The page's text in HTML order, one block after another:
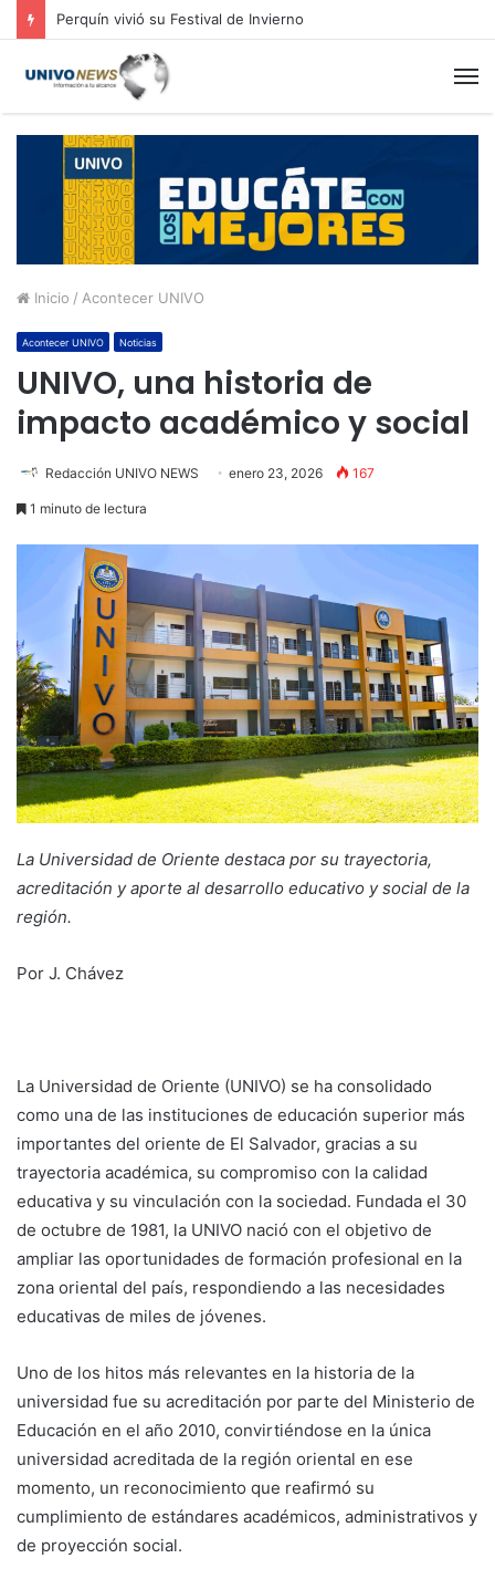
Perquín vivió su Festival de Invierno
Inicio / Acontecer UNIVO
Acontecer UNIVO Noticias
UNIVO, una historia de
impacto académico y social
Redacción UNIVO NEWS enero 23, 2026 167
1 minuto de lectura
La Universidad de Oriente destaca por su trayectoria,
acreditación y aporte al desarrollo educativo y social de la
región.
Por J. Chávez
La Universidad de Oriente (UNIVO) se ha consolidado
como una de las instituciones de educación superior más
importantes del oriente de El Salvador, gracias a su
trayectoria académica, su compromiso con la calidad
educativa y su vinculación con la sociedad. Fundada el 30
de octubre de 1981, la UNIVO nació con el objetivo de
ampliar las oportunidades de formación profesional en la
zona oriental del país, respondiendo a las necesidades
educativas de miles de jóvenes.
Uno de los hitos más relevantes en la historia de la
universidad fue su acreditación por parte del Ministerio de
Educación en el año 2010, convirtiéndose en la única
universidad acreditada de la región oriental en ese
momento, un reconocimiento que reafirmó su
cumplimiento de estándares académicos, administrativos y
de proyección social.